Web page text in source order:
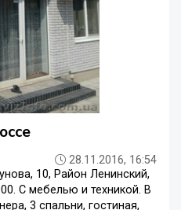
28.11.2016, 16:54
10, Район Ленинский,
С мебелью и техникой. В
3 спальни, гостиная,